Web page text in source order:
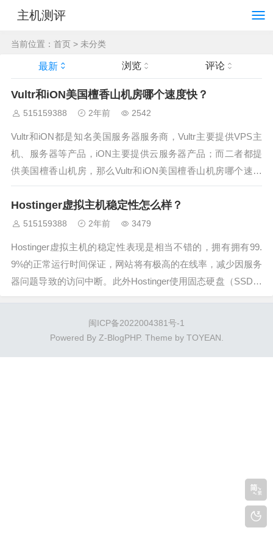
主机测评
当前位置： 首页 > 未分类
最新 浏览 评论
Vultr和iON美国檀香山机房哪个速度快？
515159388 2年前 2542
Vultr和iON都是知名美国服务器服务商，Vultr主要提供VPS主
机、服务器等产品，iON主要提供云服务器产品；而二者都提
供美国檀香山机房，那么Vultr和iON美国檀香山机房哪个速度
快呢？接下来小编来简单测试一下。Vultr檀香山IP地址：208.7
2.154.76...
Hostinger虚拟主机稳定性怎么样？
515159388 2年前 3479
Hostinger虚拟主机的稳定性表现是相当不错的，拥有拥有99.
9%的正常运行时间保证，网站将有极高的在线率，减少因服务
器问题导致的访问中断。此外Hostinger使用固态硬盘（SSD）
闽ICP备2022004381号-1
Powered By Z-BlogPHP. Theme by TOYEAN